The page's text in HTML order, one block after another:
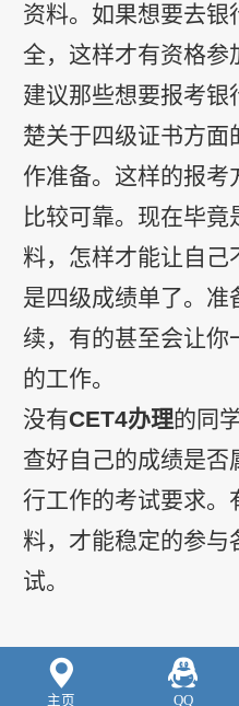
资料。如果想要去银
全，这样才有资格参
建议那些想要报考银
楚关于四级证书方面
作准备。这样的报考
比较可靠。现在毕
料，怎样才能让自己
是四级成绩单了。准
续，有的甚至会让你
的工作。
没有CET4办理的同
查好自己的成绩是否
行工作的考试要求。
料，才能稳定的参与
试。

主页

QQ